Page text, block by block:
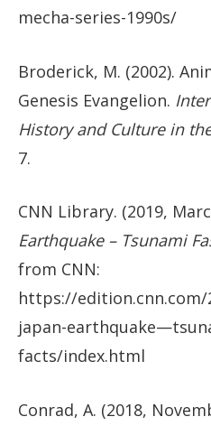
mecha-series-1990s/
Broderick, M. (2002).
Genesis Evangelion.
History and Culture in
7.
CNN Library. (2019,
Earthquake – Tsunami
from CNN:
https://
japan-
facts/index.html
Conrad, A. (2018,